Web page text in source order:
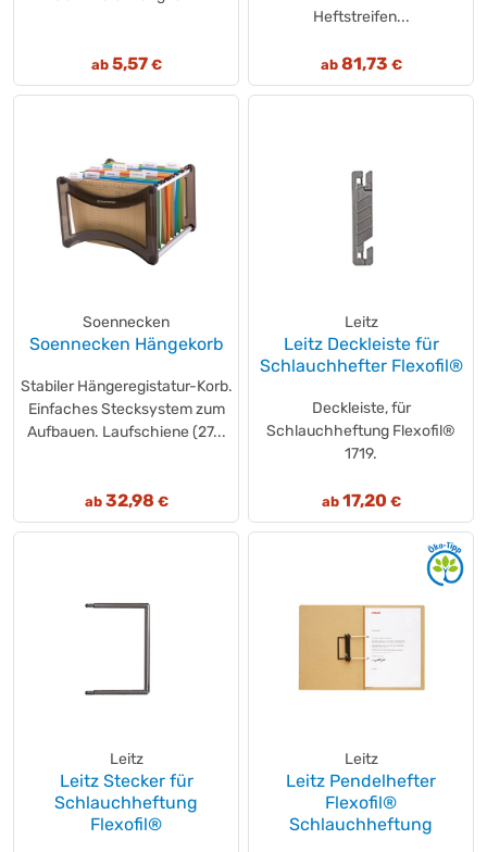
ab 5,57€
Heftstreifen...
ab 81,73 €
Soennecken
Soennecken Hängekorb
Stabiler Hängeregistatur-Korb.
Einfaches Stecksystem zum
Aufbauen. Laufschiene (27...
ab 32,98 €
Leitz
Leitz Deckleiste für
Schlauchhefter Flexofil®
Deckleiste, für
Schlauchheftung Flexofil®
1719.
ab 17,20 €
Leitz
Leitz Stecker für
Schlauchheftung
Flexofil®
Leitz
Leitz Pendelhefter
Flexofil®
Schlauchheftung